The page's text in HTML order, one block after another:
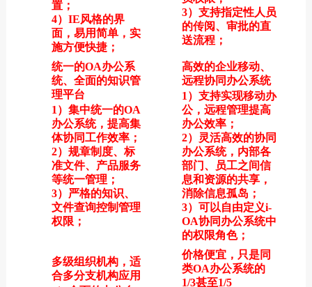
置；
4）IE风格的界
面，易用简单，实
施方便快捷；
3）支持指定性人员
的传阅、审批的直
送流程；
统一的OA办公系
统、全面的知识管
理平台
1）集中统一的OA
办公系统，提高集
体协同工作效率；
2）规章制度、标
准文件、产品服务
等统一管理；
3）严格的知识、
文件查询控制管理
权限；
高效的企业移动、
远程协同办公系统
1）支持实现移动办
公，远程管理提高
办公效率；
2）灵活高效的协同
办公系统，内部各
部门、员工之间信
息和资源的共享，
消除信息孤岛；
3）可以自由定义i-
OA协同办公系统中
的权限角色；
多级组织机构，适
合多分支机构应用
价格便宜，只是同
类OA办公系统的
1/3甚至1/5